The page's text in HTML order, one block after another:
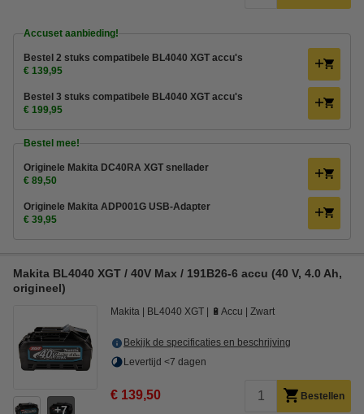
Accuset aanbieding!
Bestel 2 stuks compatibele BL4040 XGT accu's
€ 139,95
Bestel 3 stuks compatibele BL4040 XGT accu's
€ 199,95
Bestel mee!
Originele Makita DC40RA XGT snellader
€ 89,50
Originele Makita ADP001G USB-Adapter
€ 39,95
Makita BL4040 XGT / 40V Max / 191B26-6 accu (40 V, 4.0 Ah,
origineel)
7
Makita BL4040 XGT 🔋Accu Zwart
Bekijk de specificaties en beschrijving
Levertijd <7 dagen
€ 139,50 Bestellen